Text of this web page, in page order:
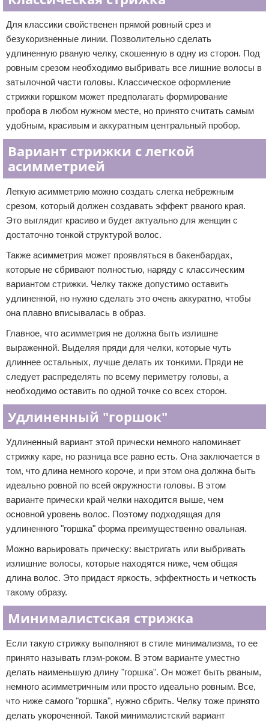
Для классики свойственен прямой ровный срез и
безукоризненные линии. Позволительно сделать
удлиненную рваную челку, скошенную в одну из сторон. Под
ровным срезом необходимо выбривать все лишние волосы в
затылочной части головы. Классическое оформление
стрижки горшком может предполагать формирование
пробора в любом нужном месте, но принято считать самым
удобным, красивым и аккуратным центральный пробор.
Вариант стрижки с легкой
асимметрией
Легкую асимметрию можно создать слегка небрежным
срезом, который должен создавать эффект рваного края.
Это выглядит красиво и будет актуально для женщин с
достаточно тонкой структурой волос.
Также асимметрия может проявляться в бакенбардах,
которые не сбривают полностью, наряду с классическим
вариантом стрижки. Челку также допустимо оставить
удлиненной, но нужно сделать это очень аккуратно, чтобы
она плавно вписывалась в образ.
Главное, что асимметрия не должна быть излишне
выраженной. Выделяя пряди для челки, которые чуть
длиннее остальных, лучше делать их тонкими. Пряди не
следует распределять по всему периметру головы, а
необходимо оставить по одной точке со всех сторон.
Удлиненный "горшок"
Удлиненный вариант этой прически немного напоминает
стрижку каре, но разница все равно есть. Она заключается в
том, что длина немного короче, и при этом она должна быть
идеально ровной по всей окружности головы. В этом
варианте прически край челки находится выше, чем
основной уровень волос. Поэтому подходящая для
удлиненного "горшка" форма преимущественно овальная.
Можно варьировать прическу: выстригать или выбривать
излишние волосы, которые находятся ниже, чем общая
длина волос. Это придаст яркость, эффектность и четкость
такому образу.
Минималистская стрижка
Если такую стрижку выполняют в стиле минимализма, то ее
принято называть глэм-роком. В этом варианте уместно
делать наименьшую длину "горшка". Он может быть рваным,
немного асимметричным или просто идеально ровным. Все,
что ниже самого "горшка", нужно сбрить. Челку тоже принято
делать укороченной. Такой минималистский вариант